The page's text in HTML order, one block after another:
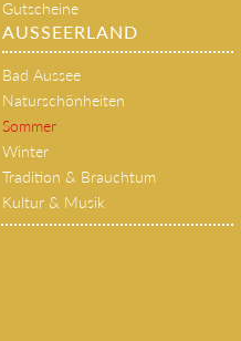
Aktivprogramm
Gutscheine
AUSSEERLAND
Bad Aussee
Naturschönheiten
Sommer
Winter
Tradition & Brauchtum
Kultur & Musik